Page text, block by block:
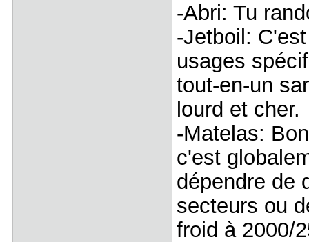
-Abri: Tu
-Jetboil:
usages
tout-en-un
lourd et cher.
-Matelas:
c'est
dépendre de
secteurs ou
froid à 2000/